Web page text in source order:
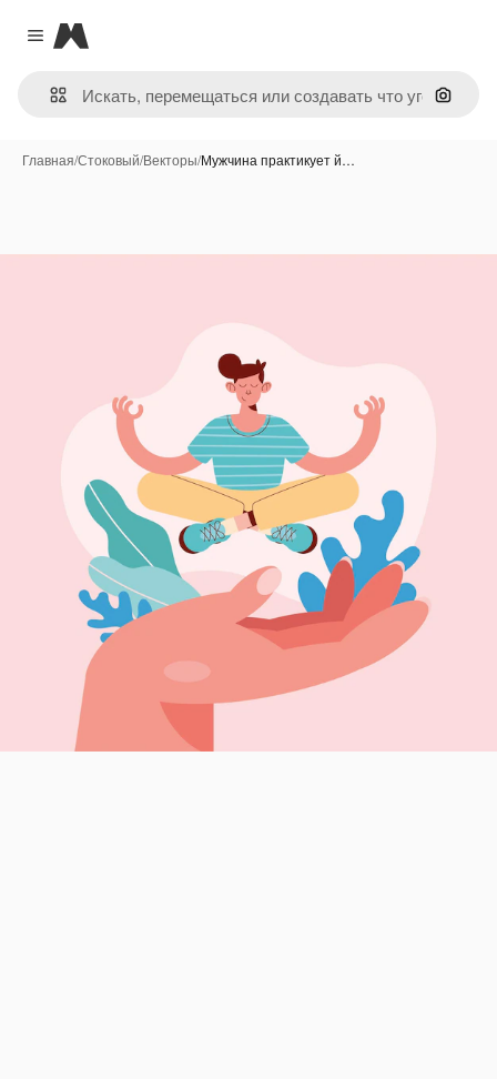
Close menu
Magnific
Поиск
Главная/Стоковый/Векторы/Мужчина практикует й…